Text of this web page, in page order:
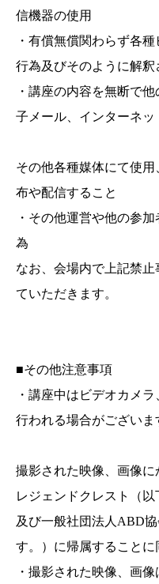
信機器の使用
・有償無償関わらず各
行為及びそのように解釈
・講座の内容を無断で
子メール、インターネッ
その他各種媒体にて使
布や配信すること
・その他運営や他の参
為
なお、会場内で上記禁
ていただきます。
■その他注意事項
・講座中はビデオカメ
行われる場合がございま
撮影された映像、画像
レジェンドクレスト（以
及び一般社団法人ABD
す。）に帰属することに
・撮影された映像、画